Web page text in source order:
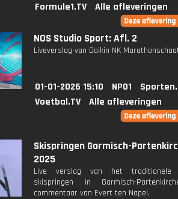
Formule1.TV
Alle afleveringen
NOS Studio Sport: Afl. 2
Liveverslag van Daikin NK
01-01-2026 15:10 NPO1
Voetbal.TV
Alle afleveringen
Skispringen Garmisch-
2025
Live verslag van het traditionele
skispringen in Garmisch-
commentaar van Evert ten Napel.